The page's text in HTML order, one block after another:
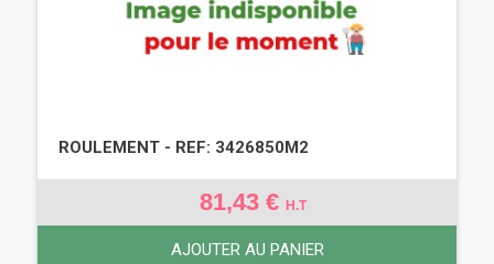
ROULEMENT - REF: 3426850M2
81,43 € H.T
AJOUTER AU PANIER